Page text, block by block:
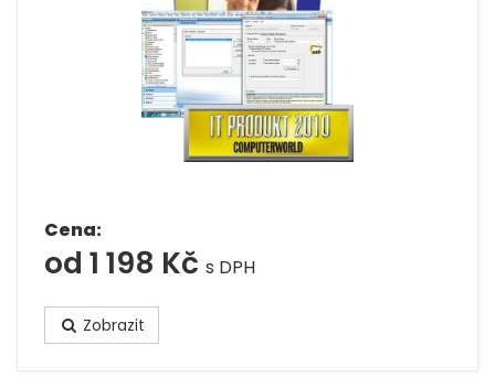
Cena:
od 1 198 Kč s DPH
Zobrazit